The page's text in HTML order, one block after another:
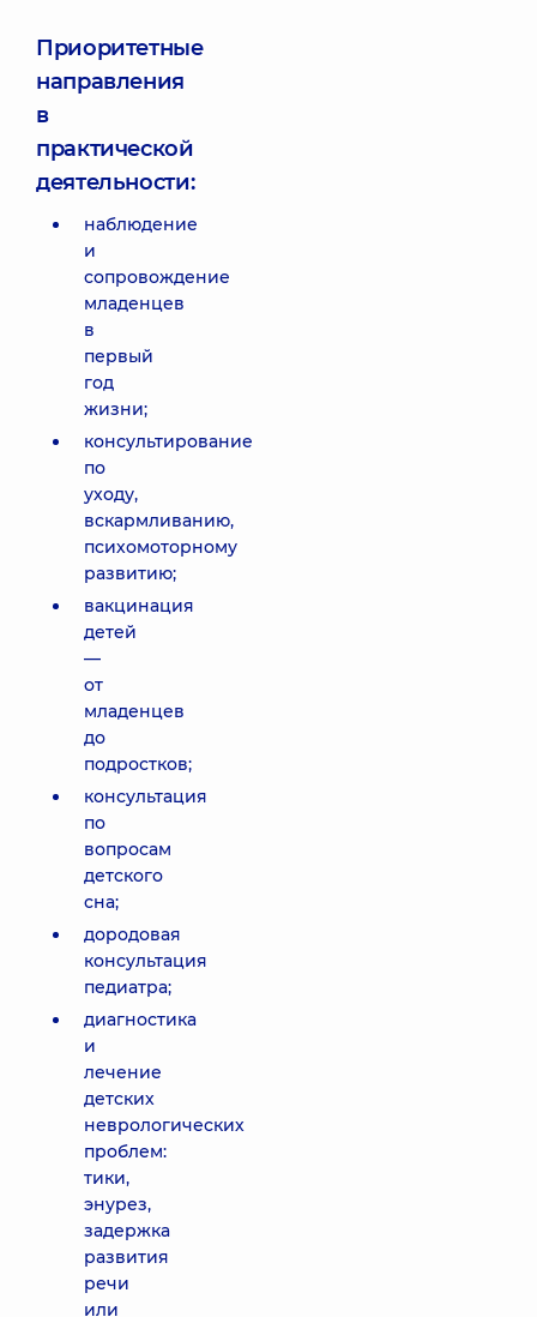
Приоритетные
направления
в
практической
деятельности:
наблюдение
и
сопровождение
младенцев
в
первый
год
жизни;
консультирование
по
уходу,
вскармливанию,
психомоторному
развитию;
вакцинация
детей
—
от
младенцев
до
подростков;
консультация
по
вопросам
детского
сна;
дородовая
консультация
педиатра;
диагностика
и
лечение
детских
неврологических
проблем:
тики,
энурез,
задержка
развития
речи
или